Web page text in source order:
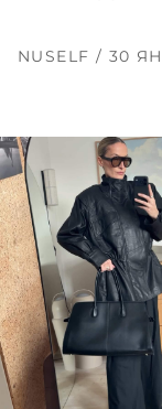
NUSELF / 30